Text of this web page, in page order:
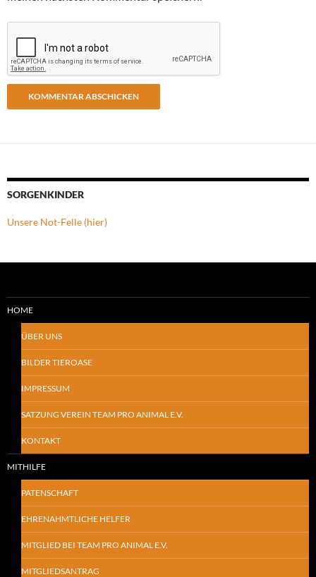
SORGENKINDER
Unsere Not-Felle (hier)
HOME
ÜBER UNS
BILDER TIEROASE
IMPRESSUM
SATZUNG VEREIN TEAM PRO ANIMAL E.V.
KONTAKT
MITHILFE
PATENSCHAFT
EHRENAHMTLICHE HELFER
MITGLIED BEI TEAM PRO ANIMAL E.V.
MITGLIEDSANTRAG